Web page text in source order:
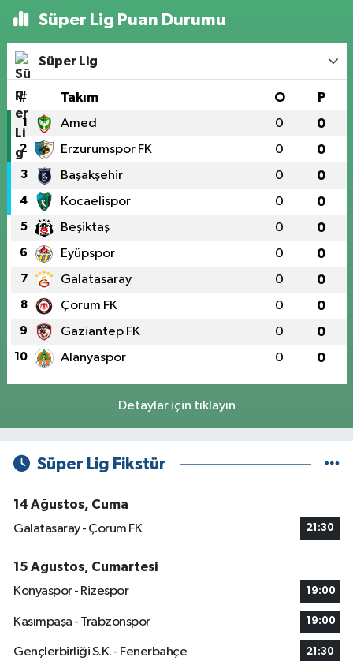
Süper Lig Puan Durumu
Süper Lig
# Takım O P
1 Amed 0 0
2 Erzurumspor FK 0 0
3 Başakşehir 0 0
4 Kocaelispor 0 0
5 Beşiktaş 0 0
6 Eyüpspor 0 0
7 Galatasaray 0 0
8 Çorum FK 0 0
9 Gaziantep FK 0 0
10 Alanyaspor 0 0
Detaylar için tıklayın
Süper Lig Fikstür
14 Ağustos, Cuma
Galatasaray - Çorum FK
21:30
15 Ağustos, Cumartesi
Konyaspor - Rizespor
19:00
Kasımpaşa - Trabzonspor 19:00
Gençlerbirliği S.K. - Fenerbahçe 21:30